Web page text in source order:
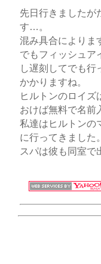
先日行きましたが
す…。
混み具合によりま
でもフィッシュ
し遅刻してでも行
かかりますね。
ヒルトンのロイズ
おけば無料で名
私達はヒルトンの
に行ってきました。
スパは彼も同室で